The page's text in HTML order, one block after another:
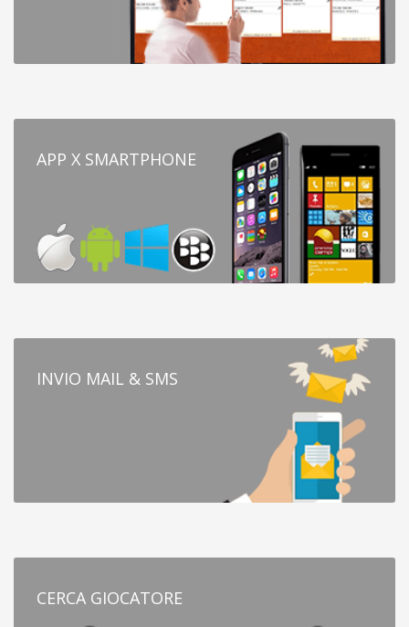
APP X SMARTPHONE
INVIO MAIL & SMS
CERCA GIOCATORE